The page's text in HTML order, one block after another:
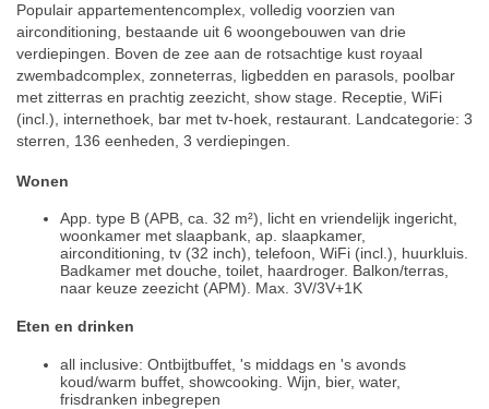
Populair appartementencomplex, volledig voorzien van
airconditioning, bestaande uit 6 woongebouwen van drie
verdiepingen. Boven de zee aan de rotsachtige kust royaal
zwembadcomplex, zonneterras, ligbedden en parasols, poolbar
met zitterras en prachtig zeezicht, show stage. Receptie, WiFi
(incl.), internethoek, bar met tv-hoek, restaurant. Landcategorie: 3
sterren, 136 eenheden, 3 verdiepingen.
Wonen
App. type B (APB, ca. 32 m²), licht en vriendelijk ingericht,
woonkamer met slaapbank, ap. slaapkamer,
airconditioning, tv (32 inch), telefoon, WiFi (incl.), huurkluis.
Badkamer met douche, toilet, haardroger. Balkon/terras,
naar keuze zeezicht (APM). Max. 3V/3V+1K
Eten en drinken
all inclusive: Ontbijtbuffet, 's middags en 's avonds
koud/warm buffet, showcooking. Wijn, bier, water,
frisdranken inbegrepen